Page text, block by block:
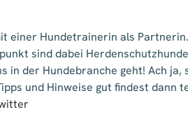
einer Hundetrainerin als
sind dabei
in der Hundebranche geht! Ach
und Hinweise gut findest dann